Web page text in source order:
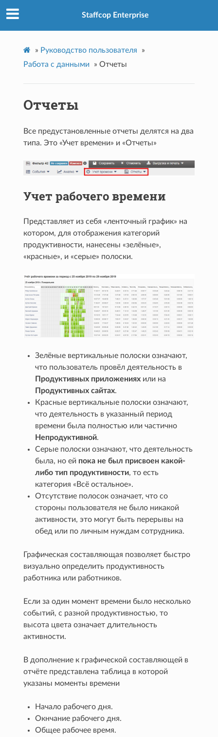
Staffcop Enterprise
» Руководство пользователя
»
Работа с данными
» Отчеты
Отчеты
Все предустановленные отчеты делятся на два
типа. Это «Учет времени» и «Отчеты»
Учет рабочего времени
Представляет из себя «ленточный график» на
котором, для отображения категорий
продуктивности, нанесены «зелёные»,
«красные», и «серые» полоски.
Зелёные вертикальные полоски означают,
что пользователь провёл деятельность в
Продуктивных приложениях или на
Продуктивных сайтах.
Красные вертикальные полоски означают,
что деятельность в указанный период
времени была полностью или частично
Непродуктивной.
Серые полоски означают, что деятельность
была, но ей пока не был присвоен какой-
либо тип продуктивности, то есть
категория «Всё остальное».
Отсутствие полосок означает, что со
стороны пользователя не было никакой
активности, это могут быть перерывы на
обед или по личным нуждам сотрудника.
Графическая составляющая позволяет быстро
визуально определить продуктивность
работника или работников.
Если за один момент времени было несколько
событий, с разной продуктивностью, то
высота цвета означает длительность
активности.
В дополнение к графической составляющей в
отчёте представлена таблица в которой
указаны моменты времени
Начало рабочего дня.
Окнчание рабочего дня.
Общее рабочее время.